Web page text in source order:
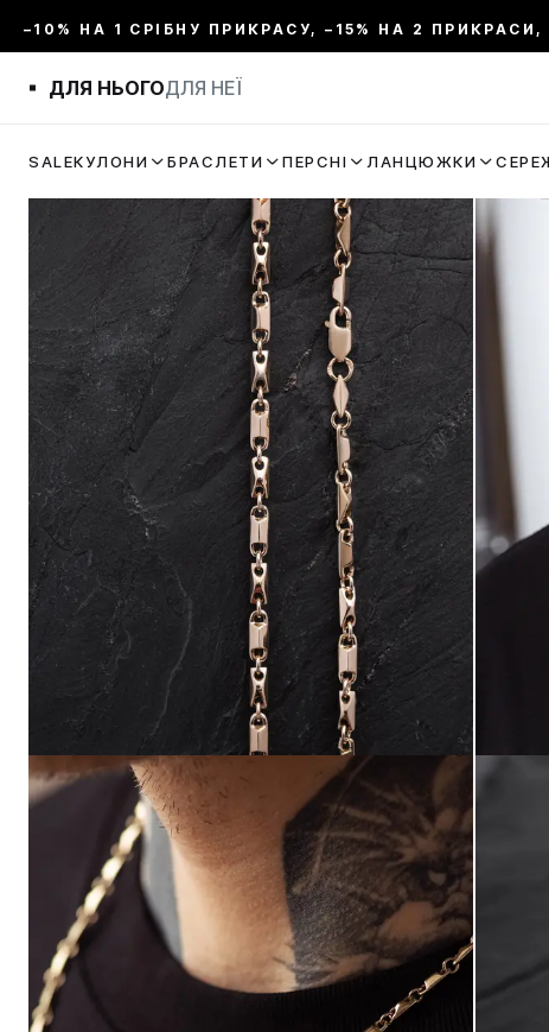
–10% НА 1 СРІБНУ ПРИКРАСУ, –15% НА 2
ДЛЯ НЬОГОДЛЯ НЕЇ
SALEКУЛОНИ БРАСЛЕТИ ПЕРСНІ ЛАНЦЮЖКИ